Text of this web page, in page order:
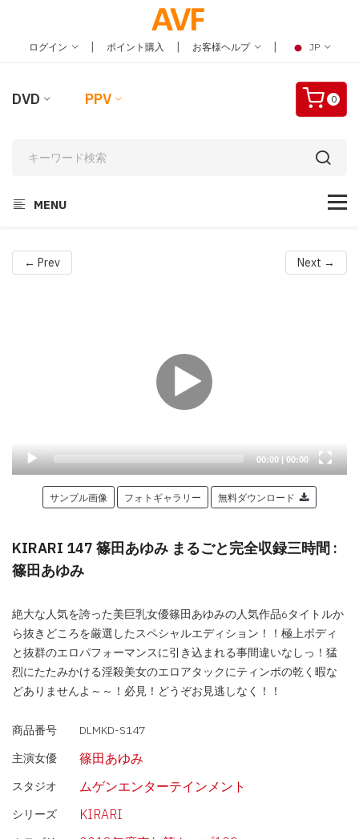
ログイン | ポイント購入 | お客様ヘルプ | JP
DVD PPV 0
MENU
← Prev Next →
Current
00:00 | Total
duration
00:00
サンプル画像 フォトギャラリー 無料ダウンロード
KIRARI 147 篠田あゆみ まるごと完全収録三時間 :
篠田あゆみ
絶大な人気を誇った美巨乳女優篠田あゆみの人気作品6タイトルか
ら抜きどころを厳選したスペシャルエディション！！極上ボディ
と抜群のエロパフォーマンスに引き込まれる事間違いなしっ！猛
烈にたたみかける淫殺美女のエロアタックにティンポの乾く暇な
どありませんよ～～！必見！どうぞお見逃しなく！！
商品番号
DLMKD-S147
主演女優
篠田あゆみ
スタジオ ムゲンエンターテインメント
シリーズ KIRARI